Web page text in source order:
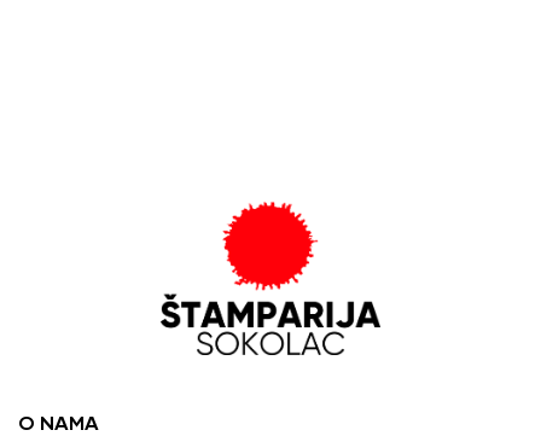
O NAMA